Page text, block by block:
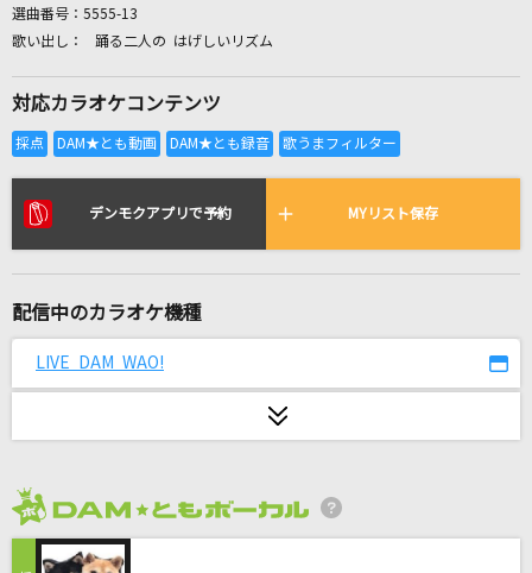
全国りれき
リアルタイムで歌われている曲の一覧
ビビデバ
とまれみよ
安全地帯
選曲番号： 5555-13
踊る二人の はげしいリズム
対応カラオケコンテンツ
デンモクアプリで予約 MYリスト保存
配信中のカラオケ機種
LIVE DAM WAO!